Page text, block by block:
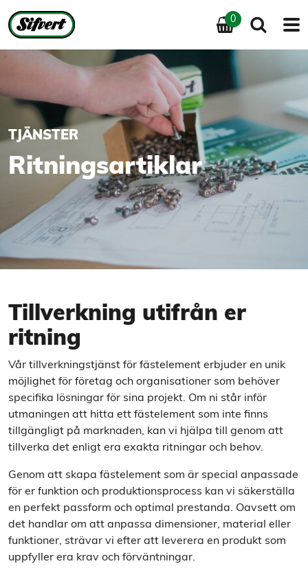
0
Tjänster Ritningsartiklar
TJÄNSTER
Ritningsartiklar
Tillverkning utifrån er
ritning
Vår tillverkningstjänst för fästelement erbjuder en unik
möjlighet för företag och organisationer som behöver
specifika lösningar för sina projekt. Om ni står inför
utmaningen att hitta ett fästelement som inte finns
tillgängligt på marknaden, kan vi hjälpa till genom att
tillverka det enligt era exakta ritningar och behov.
Genom att skapa fästelement som är special anpassade
för er funktion och produktionsprocess kan vi säkerställa
en perfekt passform och optimal prestanda. Oavsett om
det handlar om att anpassa dimensioner, material eller
funktioner, strävar vi efter att leverera en produkt som
uppfyller era krav och förväntningar.